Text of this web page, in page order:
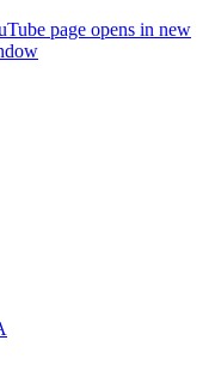
page opens in new